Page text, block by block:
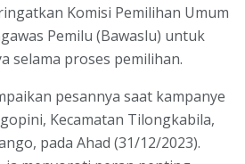
Komisi Pemilihan Umum
Pemilu (Bawaslu) untuk
selama proses pemilihan.
pesannya saat kampanye
Kecamatan Tilongkabila,
pada Ahad (31/12/2023).